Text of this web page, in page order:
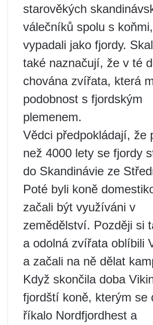
starověkých
válečníků spolu s
vypadali jako fjordy.
také naznačují, že v té
chována zvířata, která
podobnost s fjordským
plemenem.
Vědci předpokládají, že
než 4000 lety se fjordy
do Skandinávie ze
Poté byli koně
začali být využíváni v
zemědělství. Později si
a odolná zvířata oblíbili
a začali na ně dělat
Když skončila doba
fjordští koně, kterým se
říkalo Nordfjordhest a